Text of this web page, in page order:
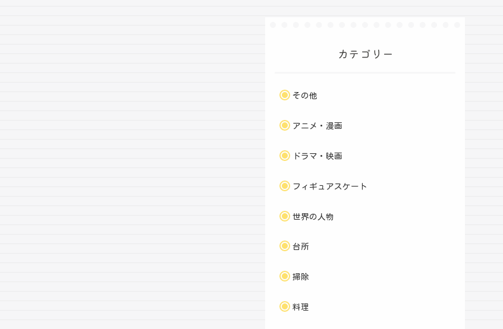
カテゴリー
その他
アニメ・漫画
ドラマ・映画
フィギュアスケート
世界の人物
台所
掃除
料理